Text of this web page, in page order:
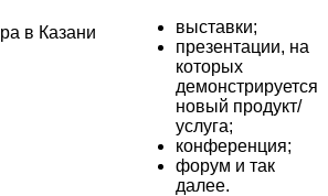
выставки;
презентации, на
которых
демонстрируется
новый продукт/
услуга;
конференция;
форум и так
далее.